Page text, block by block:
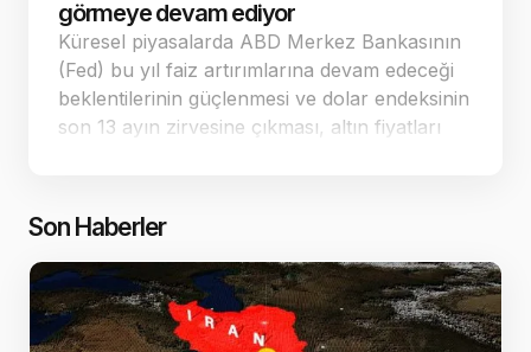
görmeye devam ediyor
Küresel piyasalarda ABD Merkez Bankasının
(Fed) bu yıl faiz artırımlarına devam edeceği
beklentilerinin güçlenmesi ve dolar endeksinin
son 13 ayın zirvesine çıkması, altın fiyatları
Son Haberler